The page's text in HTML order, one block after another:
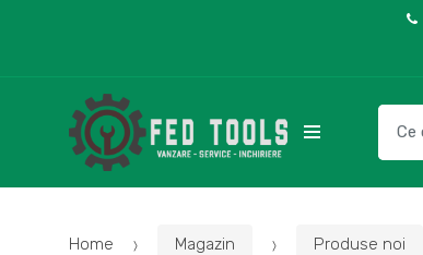
for:
Home Magazin Produse noi